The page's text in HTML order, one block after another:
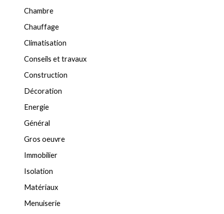
Chambre
Chauffage
Climatisation
Conseils et travaux
Construction
Décoration
Energie
Général
Gros oeuvre
Immobilier
Isolation
Matériaux
Menuiserie